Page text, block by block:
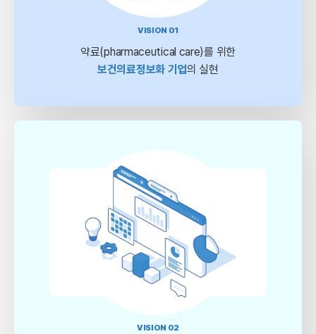
VISION 01
약료(pharmaceutical care)를 위한
보건의료정보화 기업의 실현
VISION 02